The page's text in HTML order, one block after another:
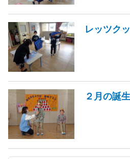
レッツク
２月の誕